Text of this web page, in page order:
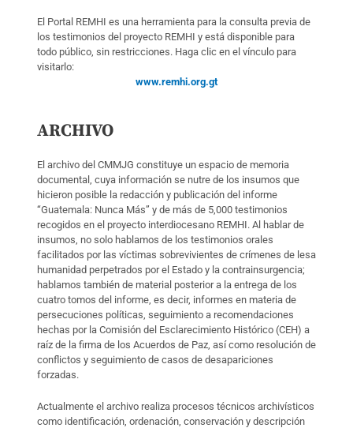
El Portal REMHI es una herramienta para la consulta previa de
los testimonios del proyecto REMHI y está disponible para
todo público, sin restricciones. Haga clic en el vínculo para
visitarlo:
www.remhi.org.gt
ARCHIVO
El archivo del CMMJG constituye un espacio de memoria
documental, cuya información se nutre de los insumos que
hicieron posible la redacción y publicación del informe
“Guatemala: Nunca Más” y de más de 5,000 testimonios
recogidos en el proyecto interdiocesano REMHI. Al hablar de
insumos, no solo hablamos de los testimonios orales
facilitados por las víctimas sobrevivientes de crímenes de lesa
humanidad perpetrados por el Estado y la contrainsurgencia;
hablamos también de material posterior a la entrega de los
cuatro tomos del informe, es decir, informes en materia de
persecuciones políticas, seguimiento a recomendaciones
hechas por la Comisión del Esclarecimiento Histórico (CEH) a
raíz de la firma de los Acuerdos de Paz, así como resolución de
conflictos y seguimiento de casos de desapariciones
forzadas.
Actualmente el archivo realiza procesos técnicos archivísticos
como identificación, ordenación, conservación y descripción